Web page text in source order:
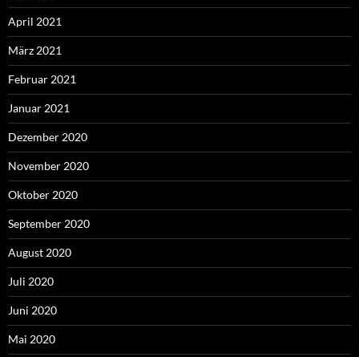
April 2021
März 2021
Februar 2021
Januar 2021
Dezember 2020
November 2020
Oktober 2020
September 2020
August 2020
Juli 2020
Juni 2020
Mai 2020